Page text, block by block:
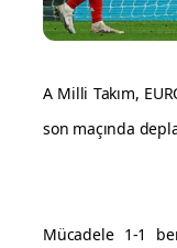
A Milli Takım,
son maçında
Mücadele 1-1